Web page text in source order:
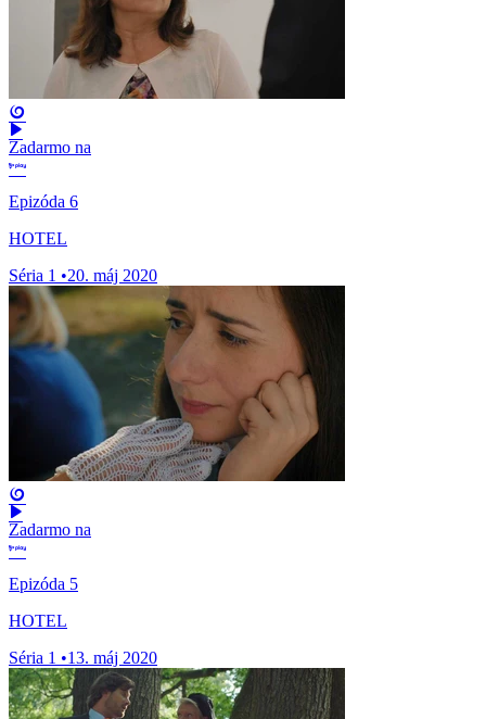
Zadarmo na
Epizóda 6
HOTEL
Séria 1 •20. máj 2020
Zadarmo na
Epizóda 5
HOTEL
Séria 1 •13. máj 2020